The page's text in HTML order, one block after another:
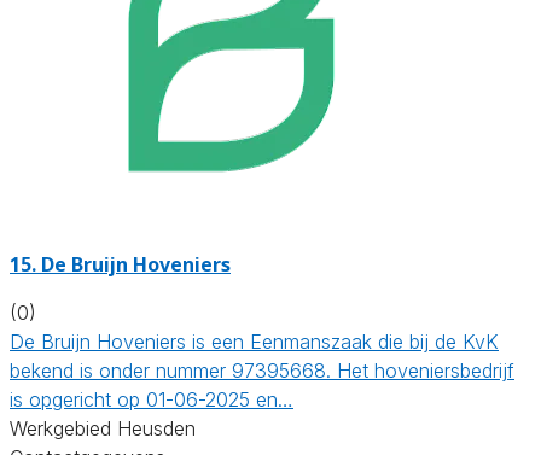
15. De Bruijn Hoveniers
(0)
De Bruijn Hoveniers is een Eenmanszaak die bij de KvK
bekend is onder nummer 97395668. Het hoveniersbedrijf
is opgericht op 01-06-2025 en…
Werkgebied Heusden